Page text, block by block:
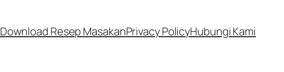
Download Resep MasakanPrivacy PolicyHubungi Kami